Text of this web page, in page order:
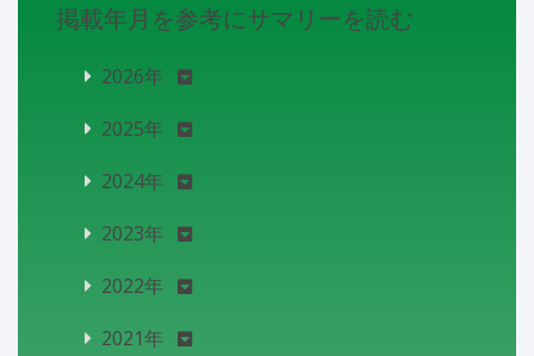
掲載年月を参考にサマリーを読む
2026年
2025年
2024年
2023年
2022年
2021年